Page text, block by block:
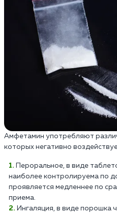
Амфетамин употребляют
которых негативно
Пероральное, в виде
наиболее контролируема по
проявляется медленнее по
приема.
Ингаляция, в виде порошка